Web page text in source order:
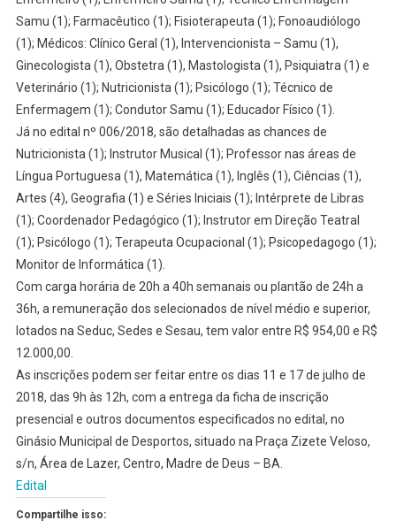
DE
MADRE
Samu (1); Farmacêutico (1); Fisioterapeuta (1); Fonoaudiólogo
(1); Médicos: Clínico Geral (1), Intervencionista – Samu (1),
Ginecologista (1), Obstetra (1), Mastologista (1), Psiquiatra (1) e
Veterinário (1); Nutricionista (1); Psicólogo (1); Técnico de
Enfermagem (1); Condutor Samu (1); Educador Físico (1).
Já no edital nº 006/2018, são detalhadas as chances de
Nutricionista (1); Instrutor Musical (1); Professor nas áreas de
Língua Portuguesa (1), Matemática (1), Inglês (1), Ciências (1),
Artes (4), Geografia (1) e Séries Iniciais (1); Intérprete de Libras
(1); Coordenador Pedagógico (1); Instrutor em Direção Teatral
(1); Psicólogo (1); Terapeuta Ocupacional (1); Psicopedagogo (1);
Monitor de Informática (1).
Com carga horária de 20h a 40h semanais ou plantão de 24h a
36h, a remuneração dos selecionados de nível médio e superior,
lotados na Seduc, Sedes e Sesau, tem valor entre R$ 954,00 e R$
12.000,00.
As inscrições podem ser feitar entre os dias 11 e 17 de julho de
2018, das 9h às 12h, com a entrega da ficha de inscrição
presencial e outros documentos especificados no edital, no
Ginásio Municipal de Desportos, situado na Praça Zizete Veloso,
s/n, Área de Lazer, Centro, Madre de Deus – BA.
Edital
Compartilhe isso: